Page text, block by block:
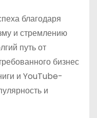
благодаря
и стремлению
путь от
бизнес
и YouTube-
и